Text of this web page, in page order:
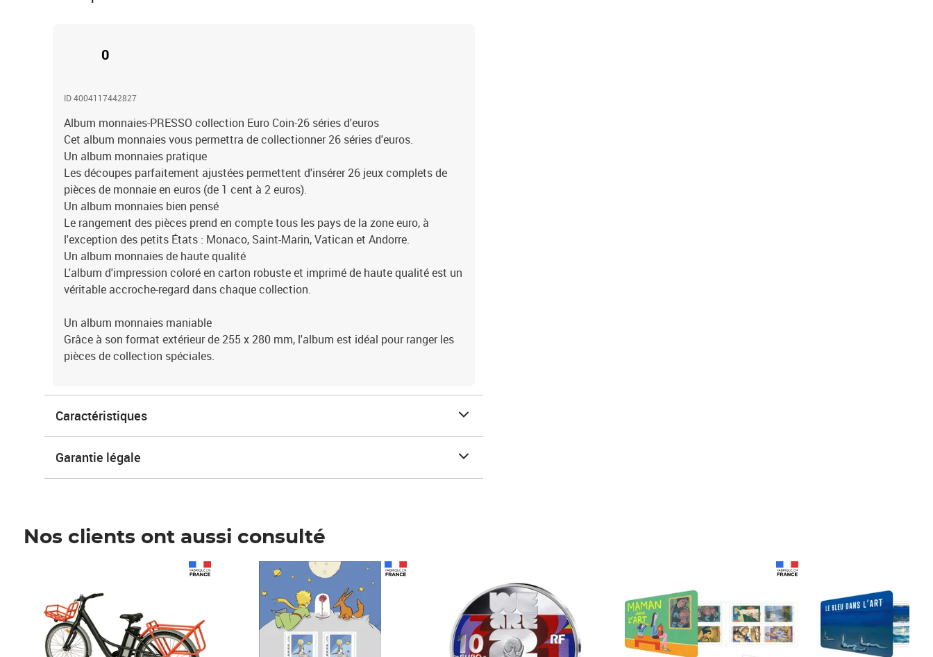
0
ID 4004117442827
Album monnaies-PRESSO collection Euro Coin-26 séries d'euros
Cet album monnaies vous permettra de collectionner 26 séries d'euros.
Un album monnaies pratique
Les découpes parfaitement ajustées permettent d'insérer 26 jeux complets de
pièces de monnaie en euros (de 1 cent à 2 euros).
Un album monnaies bien pensé
Le rangement des pièces prend en compte tous les pays de la zone euro, à
l'exception des petits États : Monaco, Saint-Marin, Vatican et Andorre.
Un album monnaies de haute qualité
L'album d'impression coloré en carton robuste et imprimé de haute qualité est un
véritable accroche-regard dans chaque collection.
Un album monnaies maniable
Grâce à son format extérieur de 255 x 280 mm, l'album est idéal pour ranger les
pièces de collection spéciales.
Caractéristiques
Garantie légale
Nos clients ont aussi consulté
Prix 7,50€